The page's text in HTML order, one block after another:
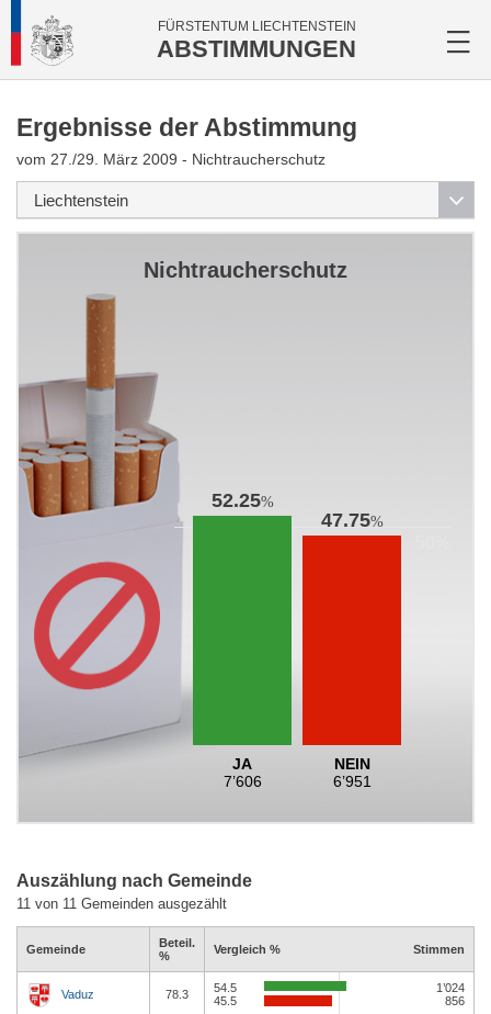
FÜRSTENTUM LIECHTENSTEIN
ABSTIMMUNGEN
Ergebnisse der Abstimmung
vom 27./29. März 2009 - Nichtraucherschutz
Nichtraucherschutz
52.25%
JA
7’606
47.75%
NEIN
6’951
Auszählung nach Gemeinde
11 von 11 Gemeinden ausgezählt
Gemeinde
Beteil.
%
Vergleich % Stimmen
Vaduz 78.3
54.5
45.5
1’024
856